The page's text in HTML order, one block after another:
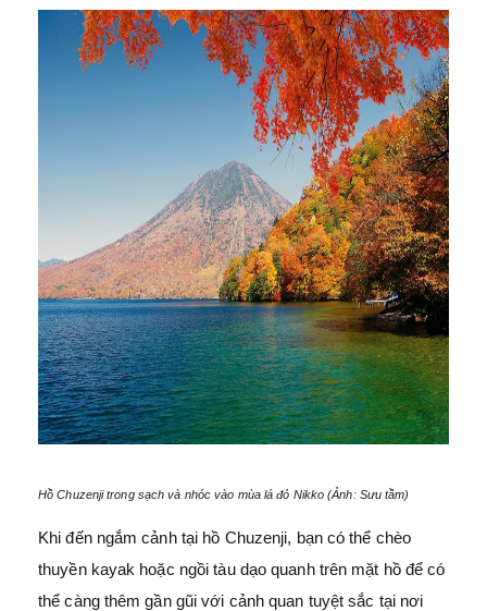
Hồ Chuzenji trong sạch và nhóc vào mùa lá đỏ Nikko (Ảnh: Sưu tầm)
Khi đến ngắm cảnh tại hồ Chuzenji, bạn có thể chèo
thuyền kayak hoặc ngồi tàu dạo quanh trên mặt hồ để có
thể càng thêm gần gũi với cảnh quan tuyệt sắc tại nơi